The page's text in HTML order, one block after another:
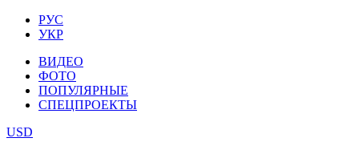
РУС
УКР
ВИДЕО
ФОТО
ПОПУЛЯРНЫЕ
СПЕЦПРОЕКТЫ
USD